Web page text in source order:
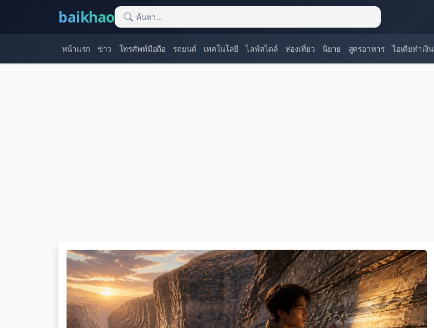
baikhao
หน้าแรก ข่าว โทรศัพท์มือถือ รถยนต์ เทคโนโลยี ไลฟ์สไตล์ ท่องเที่ยว นิยาย สูตรอาหาร ไอเดียทำเงิน